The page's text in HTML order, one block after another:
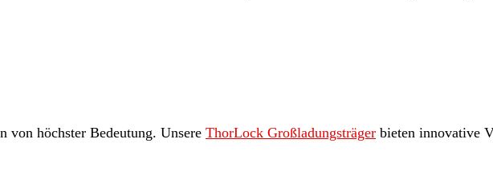
von höchster Bedeutung. Unsere ThorLock Großladungsträger bieten innovative